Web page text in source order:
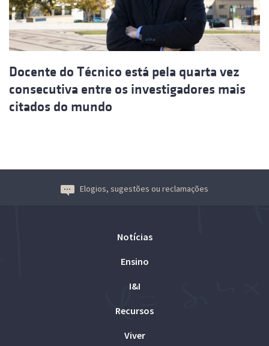
Docente do Técnico está pela quarta vez
consecutiva entre os investigadores mais
citados do mundo
Elogios, sugestões ou reclamações
Notícias
Ensino
I&I
Recursos
Viver